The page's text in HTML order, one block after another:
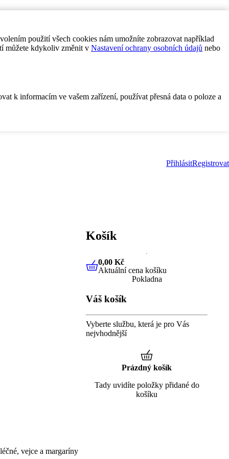
použití všech cookies nám umožníte zobrazovat například
můžete kdykoliv změnit v Nastavení ochrany osobních údajů nebo
k informacím ve vašem zařízení, používat přesná data o poloze a
PřihlásitRegistrovat
vejce a margaríny
Košík
0,00 KčAktuální cena košíku
0,00 Kč
Aktuální cena košíku
Pokladna
Váš košík
Vyberte službu, která je pro Vás
nejvhodnější
Prázdný košík
Tady uvidíte položky přidané do
košíku